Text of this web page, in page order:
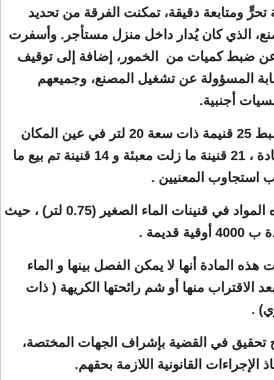
تحرٍّ ومتابعة دقيقة، تمكنت الفرقة من تحديد
الذي كان يُدار داخل منزل مستأجر. وأسفرت
عن ضبط كميات من الخمور، إضافة إلى توقيف
المسؤولة عن تشغيل المصنع، وجميعهم
أجنبية.
حيث تم ضبط 25 قنيمة ذات سعة 20 لتر في عين المكان
لتصنيع المادة ، 21 قنينة ما زلت معبئة و 14 قنينة تم بيع ما
استجاوب المعنيين .
و توزع هذه المواد في قنينات الماء الصغير (0.75 لتر) ، حيث
قديمة .
المادة أنها لا يمكن الفصل بينها و الماء
الاقتراب منها أو شم رائحتها الكريهة ( ذات
.
تحقيق في القضية بإشراف الجهات المختصة،
الإجراءات القانونية اللازمة بحقهم.